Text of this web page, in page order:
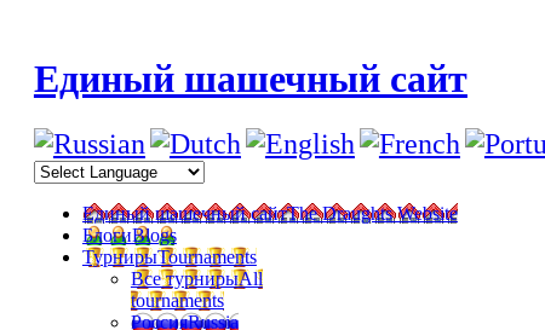
Единый шашечный сайт
Единый шашечный сайтThe Draughts Website
БлогиBlogs
ТурнирыTournaments
Все турнирыAll
tournaments
РоссияRussia